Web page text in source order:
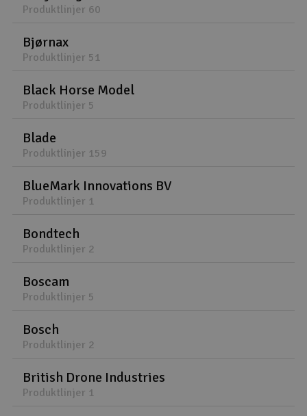
Produktlinjer 60
Bjørnax
Produktlinjer 51
Black Horse Model
Produktlinjer 5
Blade
Produktlinjer 159
BlueMark Innovations BV
Produktlinjer 1
Bondtech
Produktlinjer 2
Boscam
Produktlinjer 5
Bosch
Produktlinjer 2
British Drone Industries
Produktlinjer 1